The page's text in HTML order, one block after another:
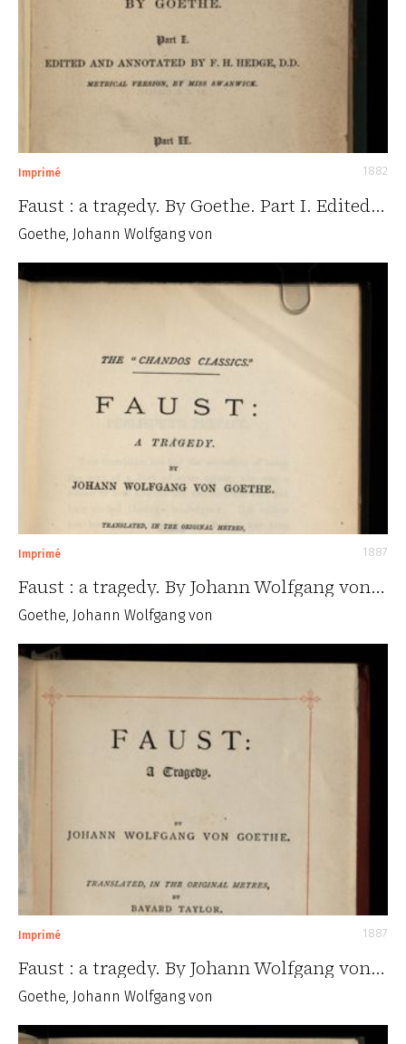
Imprimé 1882
Faust : a tragedy. By Goethe. Part I. Edited…
Goethe, Johann Wolfgang von
Imprimé 1887
Faust : a tragedy. By Johann Wolfgang von…
Goethe, Johann Wolfgang von
Imprimé 1887
Faust : a tragedy. By Johann Wolfgang von…
Goethe, Johann Wolfgang von